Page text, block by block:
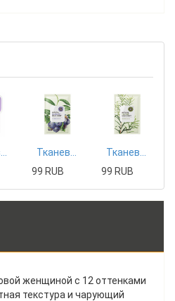
99 RUB
99 RUB
женщиной с 12 оттенками
текстура и чарующий